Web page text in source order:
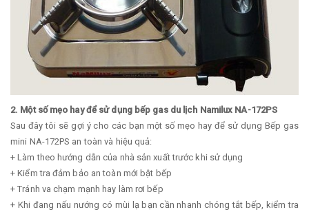
2. Một số mẹo hay để sử dụng bếp gas du lịch Namilux NA-172PS
Sau đây tôi sẽ gợi ý cho các bạn một số mẹo hay để sử dụng Bếp gas
mini NA-172PS an toàn và hiệu quả:
+ Làm theo hướng dẫn của nhà sản xuất trước khi sử dụng
+ Kiểm tra đảm bảo an toàn mới bật bếp
+ Tránh va chạm mạnh hay làm rơi bếp
+ Khi đang nấu nướng có mùi lạ bạn cần nhanh chóng tắt bếp, kiểm tra